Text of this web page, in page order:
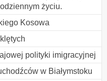
życiu.
Kosowa
polityki imigracyjnej
w Białymstoku